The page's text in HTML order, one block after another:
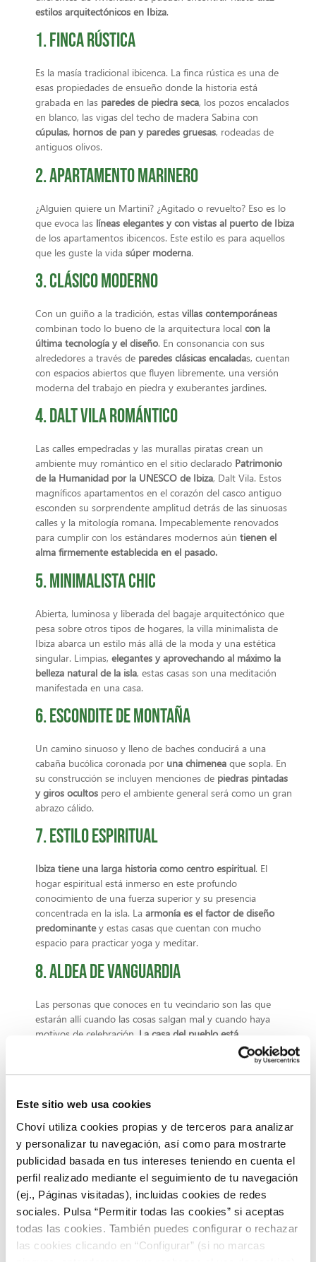
Este sitio web usa cookies
Choví utiliza cookies propias y de terceros para analizar
y personalizar tu navegación, así como para mostrarte
publicidad basada en tus intereses teniendo en cuenta el
perfil realizado mediante el seguimiento de tu navegación
(ej., Páginas visitadas), incluidas cookies de redes
sociales. Pulsa “Permitir todas las cookies” si aceptas
todas las cookies. También puedes configurar o rechazar
las cookies clicando en “Configurar” (si no marcas
estilos arquitectónicos en Ibiza.
1. Finca rústica
Es la masía tradicional ibicenca. La finca rústica es una de
esas propiedades de ensueño donde la historia está
grabada en las paredes de piedra seca, los pozos encalados
en blanco, las vigas del techo de madera Sabina con
cúpulas, hornos de pan y paredes gruesas, rodeadas de
antiguos olivos.
2. Apartamento marinero
¿Alguien quiere un Martini? ¿Agitado o revuelto? Eso es lo
que evoca las líneas elegantes y con vistas al puerto de Ibiza
de los apartamentos ibicencos. Este estilo es para aquellos
que les guste la vida súper moderna.
3. Clásico moderno
Con un guiño a la tradición, estas villas contemporáneas
combinan todo lo bueno de la arquitectura local con la
última tecnología y el diseño. En consonancia con sus
alrededores a través de paredes clásicas encaladas, cuentan
con espacios abiertos que fluyen libremente, una versión
moderna del trabajo en piedra y exuberantes jardines.
4. Dalt Vila romántico
Las calles empedradas y las murallas piratas crean un
ambiente muy romántico en el sitio declarado Patrimonio
de la Humanidad por la UNESCO de Ibiza, Dalt Vila. Estos
magníficos apartamentos en el corazón del casco antiguo
esconden su sorprendente amplitud detrás de las sinuosas
calles y la mitología romana. Impecablemente renovados
para cumplir con los estándares modernos aún tienen el
alma firmemente establecida en el pasado.
5. Minimalista chic
Abierta, luminosa y liberada del bagaje arquitectónico que
pesa sobre otros tipos de hogares, la villa minimalista de
Ibiza abarca un estilo más allá de la moda y una estética
singular. Limpias, elegantes y aprovechando al máximo la
belleza natural de la isla, estas casas son una meditación
manifestada en una casa.
6. Escondite de montaña
Un camino sinuoso y lleno de baches conducirá a una
cabaña bucólica coronada por una chimenea que sopla. En
su construcción se incluyen menciones de piedras pintadas
y giros ocultos pero el ambiente general será como un gran
abrazo cálido.
7. Estilo espiritual
Ibiza tiene una larga historia como centro espiritual. El
hogar espiritual está inmerso en este profundo
conocimiento de una fuerza superior y su presencia
concentrada en la isla. La armonía es el factor de diseño
predominantey estas casas que cuentan con mucho
espacio para practicar yoga y meditar.
8. Aldea de vanguardia
Las personas que conoces en tu vecindario son las que
estarán allí cuando las cosas salgan mal y cuando haya
motivos de celebración. La casa del pueblo está
Los vecinos son los
guardianes de las llaves de repuesto, los proveedores de té,
los cuidadores de las mascotas y la fuente de todos los
9. Casas para vivir en fiesta
Abundan los rumores sobre villas con túneles secretos
subterráneos que llegan hasta botes y también se cuenta
que hay clubes nocturnos privados enterrados en lo
profundo de las bóvedas rocosas. Bueno, algunos de estos
rumores son verdaderos y aquellos a quienes les gusta
quedarse en casa podrán buscar ese club nocturno, ese
campo de golf privado o ese acceso exclusivo a yates como